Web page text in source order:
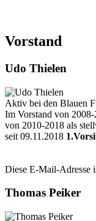
Vorstand
Udo Thielen
Aktiv bei den Blauen
Im Vorstand von
von 2010-2018 als
seit 09.11.2018
Diese E-Mail-Adresse
Thomas Peiker